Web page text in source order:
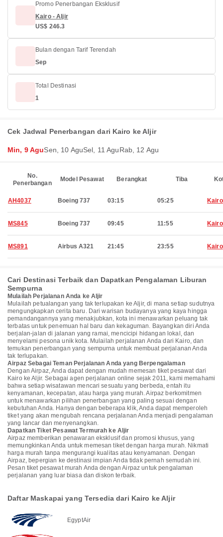
Promo Penerbangan Eksklusif
Kairo - Aljir
US$ 246.3
Bulan dengan Tarif Terendah
Sep
Total Destinasi
1
Cek Jadwal Penerbangan dari Kairo ke Aljir
Min, 9 AguSen, 10 AguSel, 11 AguRab, 12 Agu
No.
Penerbangan
Model Pesawat Berangkat Tiba
AH4037 Boeing 737 03:15 05:25 Kairo
MS845 Boeing 737 09:45 11:55 Kairo
MS891 Airbus A321 21:45 23:55 Kairo
Cari Destinasi Terbaik dan Dapatkan Pengalaman Liburan
Sempurna
Mulailah Perjalanan Anda ke Aljir
Mulailah petualangan yang tak terlupakan ke Aljir, di mana setiap sudutnya
mengungkapkan cerita baru. Dari warisan budayanya yang kaya hingga
pemandangannya yang menakjubkan, kota ini menawarkan peluang tak
terbatas untuk penemuan hal baru dan kekaguman. Bayangkan diri Anda
berjalan-jalan di jalanan yang ramai, mencicipi hidangan lokal, dan
menyelami pesona unik kota. Mulailah perjalanan Anda dari Kairo, dan
temukan penerbangan yang sempurna untuk membuat perjalanan Anda
tak terlupakan.
Airpaz Sebagai Teman Perjalanan Anda yang Berpengalaman
Dengan Airpaz, Anda dapat dengan mudah memesan tiket pesawat dari
Kairo ke Aljir. Sebagai agen perjalanan online sejak 2011, kami memahami
bahwa setiap wisatawan mencari sesuatu yang berbeda, entah itu
kenyamanan, kecepatan, atau harga yang murah. Airpaz berkomitmen
untuk menawarkan pilihan penerbangan yang paling sesuai dengan
kebutuhan Anda. Hanya dengan beberapa klik, Anda dapat memperoleh
tiket yang akan mengubah rencana perjalanan Anda menjadi pengalaman
yang lancar dan menyenangkan.
Dapatkan Tiket Pesawat Termurah ke Aljir
Airpaz memberikan penawaran eksklusif dan promosi khusus, yang
memungkinkan Anda untuk memesan tiket dengan harga murah. Nikmati
harga murah tanpa mengurangi kualitas atau kenyamanan. Dengan
Airpaz, bepergian ke destinasi impian Anda tidak pernah semudah ini.
Pesan tiket pesawat murah Anda dengan Airpaz untuk pengalaman
perjalanan yang luar biasa dan diskon terbaik.
Daftar Maskapai yang Tersedia dari Kairo ke Aljir
EgyptAir